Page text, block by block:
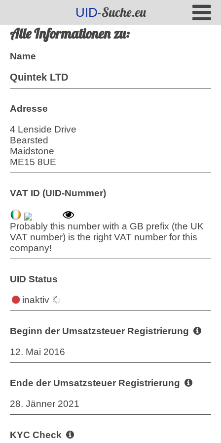
UID-Suche.eu
Alle Informationen zu:
Name
Quintek LTD
Adresse
4 Lenside Drive
Bearsted
Maidstone
ME15 8UE
VAT ID (UID-Nummer)
Probably this number with a GB prefix (the UK
VAT number) is the right VAT number for this
company!
UID Status
inaktiv
Beginn der Umsatzsteuer Registrierung
12. Mai 2016
Ende der Umsatzsteuer Registrierung
28. Jänner 2021
KYC Check